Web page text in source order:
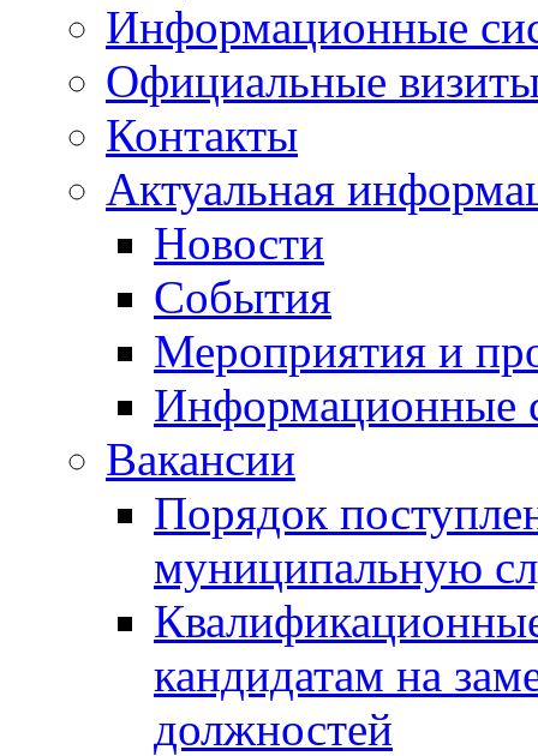
Информационные
Официальные
Контакты
Актуальная
Новости
События
Мероприятия и
Информационные
Вакансии
Порядок
муниципальную
кандидатам на
должностей